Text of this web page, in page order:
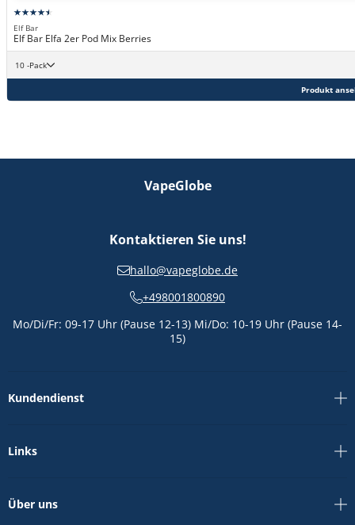
Elf Bar
Elf Bar Elfa 2er Pod Mix Berries
10 -Pack
Produkt
VapeGlobe
Kontaktieren Sie uns!
hallo@vapeglobe.de
+498001800890
Mo/Di/Fr: 09-17 Uhr (Pause 12-13) Mi/Do: 10-19 Uhr (Pause 14-
15)
Kundendienst
Links
Über uns